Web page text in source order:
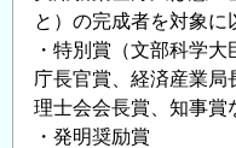
の
ご
案
内
の
と）の完成者を対象に
・特別賞（文部科学
庁長官賞、経済産業局
理士会会長賞、知事賞
・発明奨励賞